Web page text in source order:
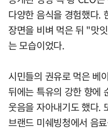
다양한 음식을 경험했다.
장면을 비벼 먹은 뒤 "맛
는 모습이었다.
시민들의 권유로 먹은 베
뒤에는 특유의 강한 향에
웃음을 자아내기도 했다.
브랜드 미쉐빙청에서 음